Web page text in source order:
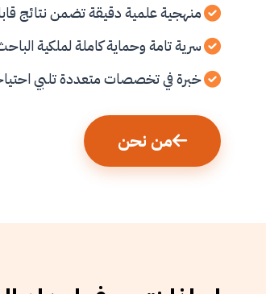
منهجية علمية دقيقة تضمن نتائج
سرية تامة وحماية كاملة لملكية
خبرة في تخصصات متعددة تلبي
من نحن